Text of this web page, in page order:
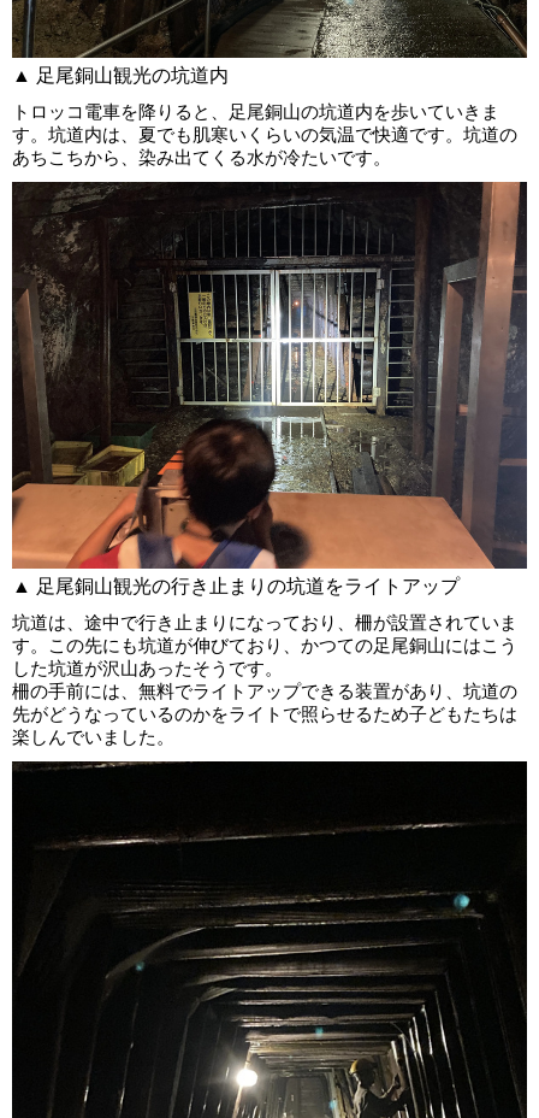
▲ 足尾銅山観光の坑道内
トロッコ電車を降りると、足尾銅山の坑道内を歩いていきま
す。坑道内は、夏でも肌寒いくらいの気温で快適です。坑道の
あちこちから、染み出てくる水が冷たいです。
▲ 足尾銅山観光の行き止まりの坑道をライトアップ
坑道は、途中で行き止まりになっており、柵が設置されていま
す。この先にも坑道が伸びており、かつての足尾銅山にはこう
した坑道が沢山あったそうです。
柵の手前には、無料でライトアップできる装置があり、坑道の
先がどうなっているのかをライトで照らせるため子どもたちは
楽しんでいました。